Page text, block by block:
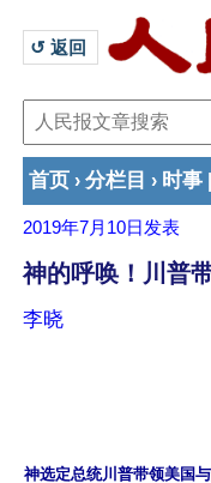
↺ 返回
首页 › 分栏目 › 时事
2019年7月10日 发表
神的呼唤！川普
李晓
神选定总统川普带领美国与